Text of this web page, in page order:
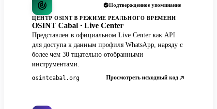
Подтвержденное упоминание
ЦЕНТР OSINT В РЕЖИМЕ РЕАЛЬНОГО ВРЕМЕНИ
OSINT Cabal · Live Center
Представлен в официальном Live Center как API
для доступа к данным профиля WhatsApp, наряду с
более чем 30 тщательно отобранными
инструментами.
osintcabal.org Просмотреть исходный код